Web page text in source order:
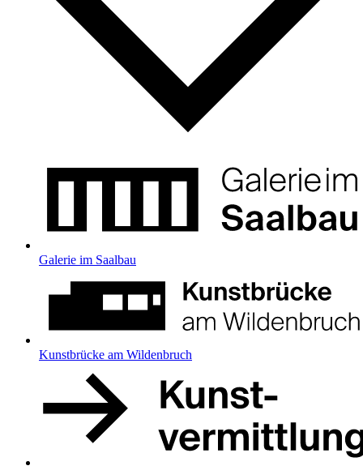
Galerie im Saalbau
Kunstbrücke am Wildenbruch